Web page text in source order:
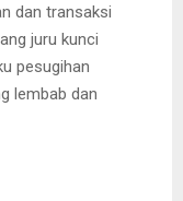
dan transaksi
juru kunci
pesugihan
lembab dan